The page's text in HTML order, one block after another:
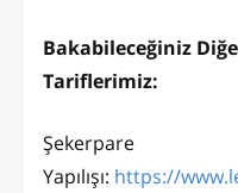
Bakabileceğiniz
Tariflerimiz:
Şekerpare
Yapılışı: https://